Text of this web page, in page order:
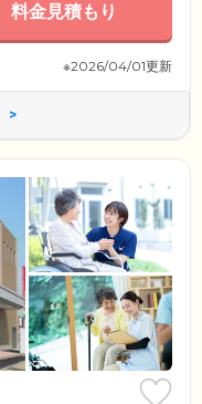
料金見積もり
※2026/04/01更新